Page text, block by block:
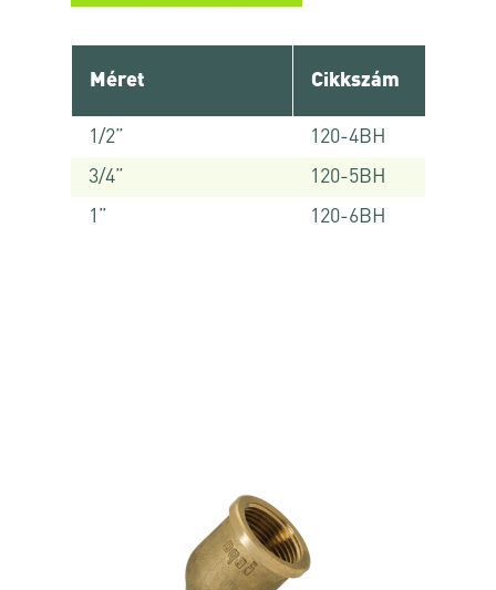
Méret Cikkszám
1/2”
120-4BH
3/4”
120-5BH
1”
120-6BH